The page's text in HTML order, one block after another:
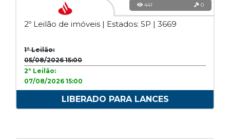
441 0
2º Leilão de imóveis | Estados: SP | 3669
1º Leilão:
05/08/2026 15:00
2º Leilão:
07/08/2026 15:00
LIBERADO PARA LANCES